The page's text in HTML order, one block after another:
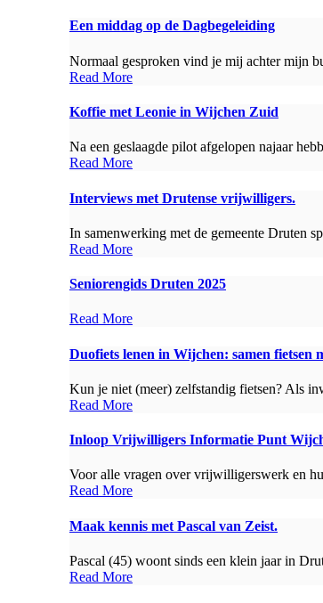
Een middag op de Dagbegeleiding
Normaal gesproken vind je mij achter mijn
Read More
Koffie met Leonie in Wijchen Zuid
Na een geslaagde pilot afgelopen najaar
Read More
Interviews met Drutense vrijwilligers.
In samenwerking met de gemeente Druten
Read More
Seniorengids Druten 2025
Read More
Duofiets lenen in Wijchen: samen fietsen
Kun je niet (meer) zelfstandig fietsen? Als
Read More
Inloop Vrijwilligers Informatie Punt
Voor alle vragen over vrijwilligerswerk en
Read More
Maak kennis met Pascal van Zeist.
Pascal (45) woont sinds een klein jaar in
Read More